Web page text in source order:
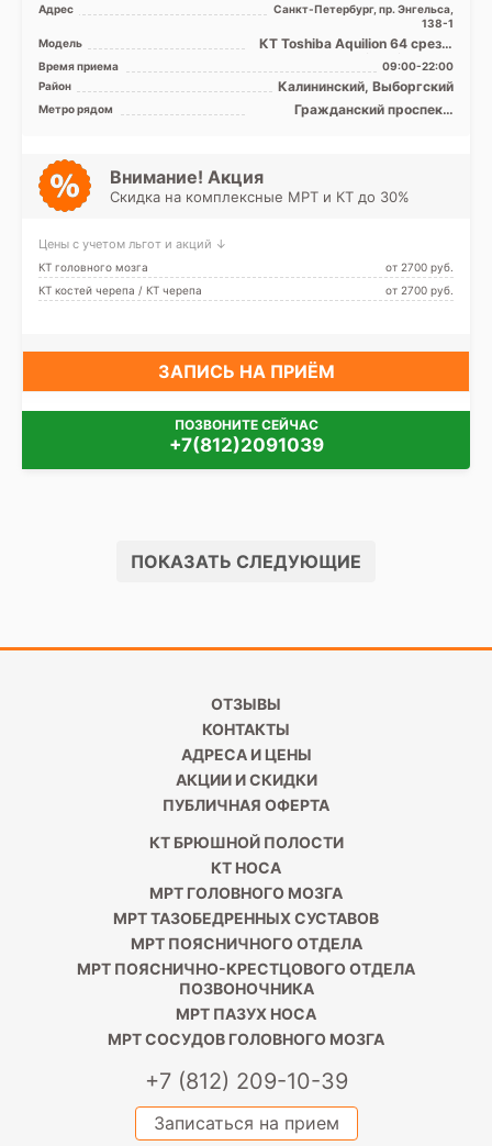
Адрес
Санкт-Петербург, пр. Энгельса,
138-1
Модель
КТ Toshiba Аquilion 64 среза,
МРТ Toshiba Titan 1.5T
полуоткрытого тип ...
Время приема
09:00-22:00
Район
Калининский, Выборгский
Метро рядом
Гражданский проспект,
Внимание! Акция
Скидка на комплексные МРТ и КТ до 30%
Цены с учетом льгот и акций ↓
КТ головного мозга
от 2700 pуб.
КТ костей черепа / КТ черепа
от 2700 pуб.
ЗАПИСЬ НА ПРИЁМ
ПОЗВОНИТЕ СЕЙЧАС
+7(812)2091039
ПОКАЗАТЬ СЛЕДУЮЩИЕ
ОТЗЫВЫ
КОНТАКТЫ
АДРЕСА И ЦЕНЫ
АКЦИИ И СКИДКИ
ПУБЛИЧНАЯ ОФЕРТА
КТ БРЮШНОЙ ПОЛОСТИ
КТ НОСА
МРТ ГОЛОВНОГО МОЗГА
МРТ ТАЗОБЕДРЕННЫХ СУСТАВОВ
МРТ ПОЯСНИЧНОГО ОТДЕЛА
МРТ ПОЯСНИЧНО-КРЕСТЦОВОГО ОТДЕЛА
ПОЗВОНОЧНИКА
МРТ ПАЗУХ НОСА
МРТ СОСУДОВ ГОЛОВНОГО МОЗГА
+7 (812) 209-10-39
Записаться на прием